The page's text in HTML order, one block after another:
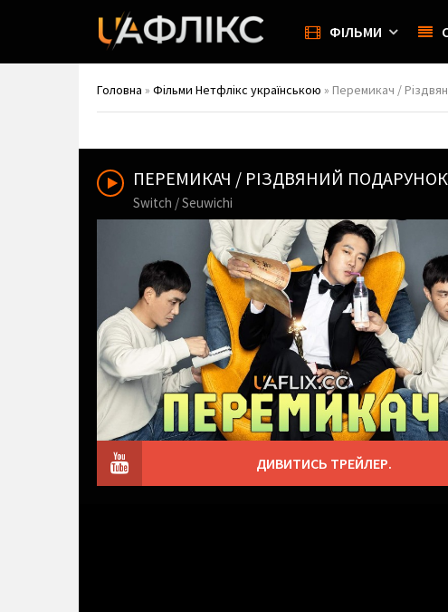
ФІЛЬМИ
Головна » Фільми Нетфлікс українською » Перемикач /
ПЕРЕМИКАЧ / РІЗДВЯНИЙ
Switch / Seuwichi
ДИВИТИСЬ ТРЕЙЛЕР.